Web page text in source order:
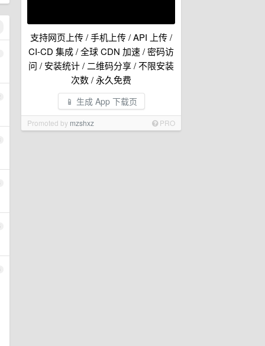
支持网页上传 / 手机上传 / API 上传 /
CI-CD 集成 / 全球 CDN 加速 / 密码访
问 / 安装统计 / 二维码分享 / 不限安装
次数 / 永久免费
📱 生成 App 下载页
Promoted by mzshxz PRO